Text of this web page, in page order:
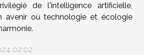
de l'intelligence artificielle,
avenir où technologie et écologie
02:02